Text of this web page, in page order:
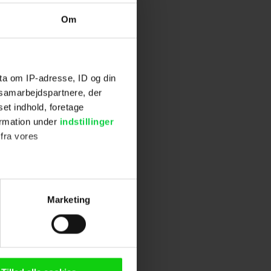
Om
om IP-adresse, ID og din
der
indhold, foretage
under indstillinger
vores
browser til statistik og
Marketing